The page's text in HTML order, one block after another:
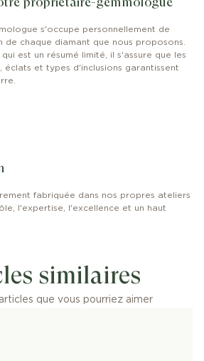
s'occupe personnellement de
chaque diamant que nous proposons.
est un résumé limité, il s'assure que les
éclats et types d'inclusions garantissent
fabriquée dans nos propres ateliers
l'expertise, l'excellence et un haut
similaires
que vous pourriez aimer